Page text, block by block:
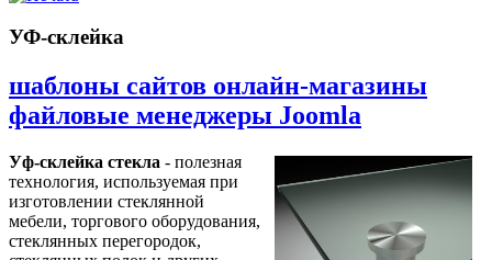
УФ-склейка
шаблоны сайтов онлайн-магазины
файловые менеджеры Joomla
Уф-склейка стекла - полезная
технология, используемая при
изготовлении стеклянной
мебели, торгового оборудования,
стеклянных перегородок,